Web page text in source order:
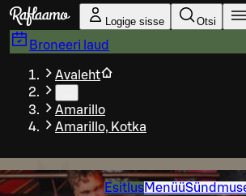
Liigu peamise sisu juurde
Logige sisse Otsi
Broneeri laud
Avaleht
Amarillo
Amarillo, Kotka
EsitlusMenüü